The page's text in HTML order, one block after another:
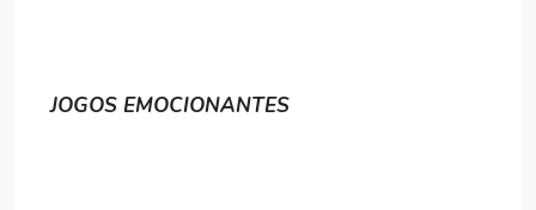
JOGOS EMOCIONANTES